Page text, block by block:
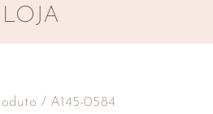
LOJA
/ A145-0584